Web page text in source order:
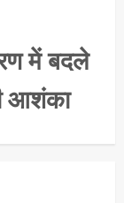
में बदले
आशंका